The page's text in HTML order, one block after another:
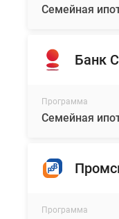
Семейная
Банк
Программа
Семейная
Программа